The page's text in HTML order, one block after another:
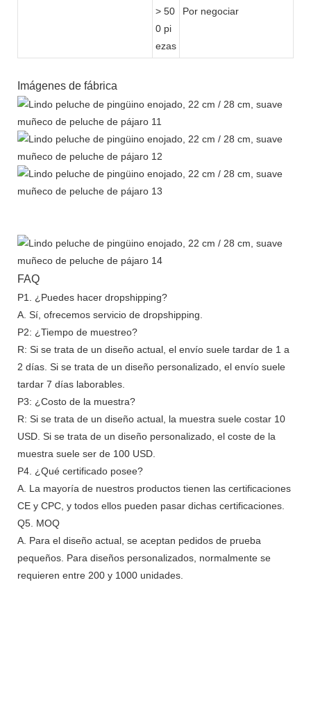
> 50
0 pi
ezas
Por negociar
Imágenes de fábrica
FAQ
P1. ¿Puedes hacer dropshipping?
A. Sí, ofrecemos servicio de dropshipping.
P2: ¿Tiempo de muestreo?
R: Si se trata de un diseño actual, el envío suele tardar de 1 a
2 días. Si se trata de un diseño personalizado, el envío suele
tardar 7 días laborables.
P3: ¿Costo de la muestra?
R: Si se trata de un diseño actual, la muestra suele costar 10
USD. Si se trata de un diseño personalizado, el coste de la
muestra suele ser de 100 USD.
P4. ¿Qué certificado posee?
A. La mayoría de nuestros productos tienen las certificaciones
CE y CPC, y todos ellos pueden pasar dichas certificaciones.
Q5. MOQ
A. Para el diseño actual, se aceptan pedidos de prueba
pequeños. Para diseños personalizados, normalmente se
requieren entre 200 y 1000 unidades.